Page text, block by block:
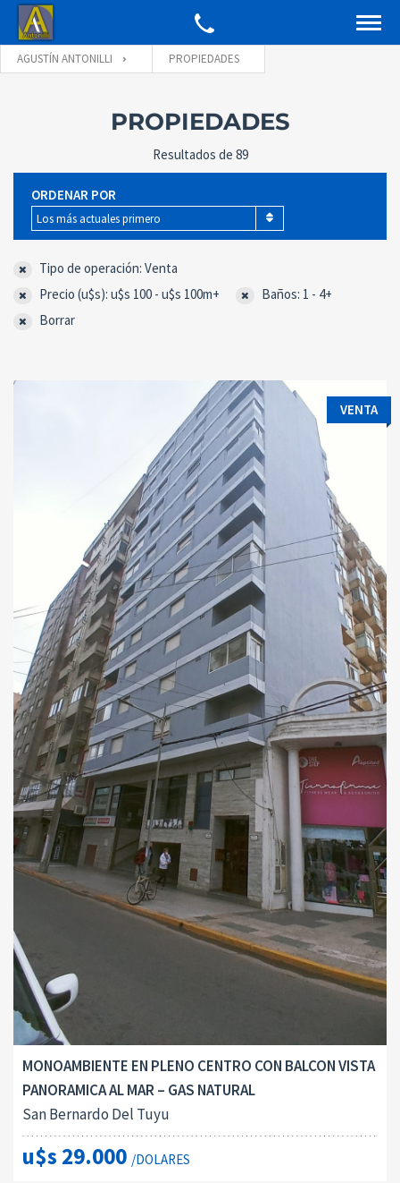
AGUSTÍN ANTONILLI PROPIEDADES
PROPIEDADES
Resultados de 89
ORDENAR POR
Los más actuales primero
Tipo de operación: Venta
Precio (u$s): u$s 100 - u$s 100m+
Baños: 1 - 4+
Borrar
VENTA
MONOAMBIENTE EN PLENO CENTRO CON BALCON VISTA
PANORAMICA AL MAR – GAS NATURAL
San Bernardo Del Tuyu
u$s 29.000 /DOLARES